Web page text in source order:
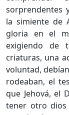
sorprendentes
la simiente de
gloria en el
exigiendo de
criaturas, una
voluntad,
rodeaban, el
que Jehová, el
tener otro dios